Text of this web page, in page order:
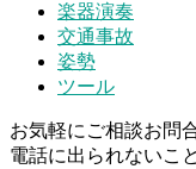
楽器演奏
交通事故
姿勢
ツール
お気軽にご相談お問
電話に出られないこ